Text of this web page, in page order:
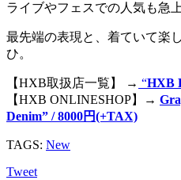
ライブやフェスでの人気も急上
最先端の表現と、着ていて楽
ひ。
【HXB取扱店一覧】 → “HXB
【HXB ONLINESHOP】→
Denim” / 8000円(+TAX)
TAGS: New
Tweet